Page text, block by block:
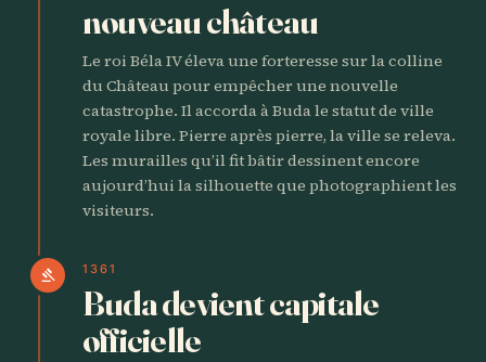
nouveau château
Le roi Béla IV éleva une forteresse sur la colline
du Château pour empêcher une nouvelle
catastrophe. Il accorda à Buda le statut de ville
royale libre. Pierre après pierre, la ville se releva.
Les murailles qu’il fit bâtir dessinent encore
aujourd’hui la silhouette que photographient les
visiteurs.
gavel 1361
Buda devient capitale
officielle